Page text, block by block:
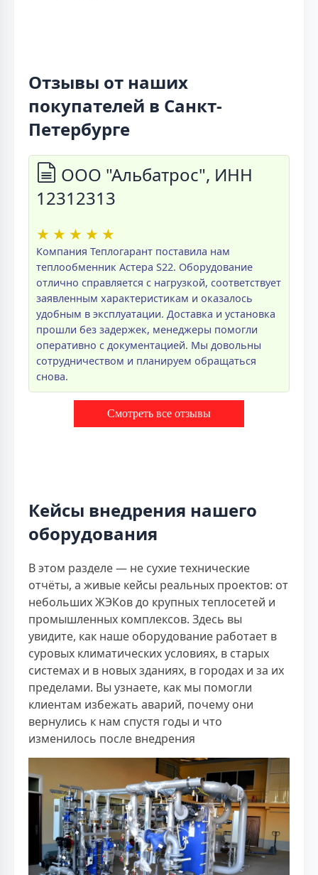
Отзывы от наших
покупателей в Санкт-
Петербурге
ООО "Альбатрос", ИНН
12312313
★ ★ ★ ★ ★
Компания Теплогарант поставила нам
теплообменник Астера S22. Оборудование
отлично справляется с нагрузкой, соответствует
заявленным характеристикам и оказалось
удобным в эксплуатации. Доставка и установка
прошли без задержек, менеджеры помогли
оперативно с документацией. Мы довольны
сотрудничеством и планируем обращаться
снова.
Смотреть все отзывы
Кейсы внедрения нашего
оборудования
В этом разделе — не сухие технические
отчёты, а живые кейсы реальных проектов: от
небольших ЖЭКов до крупных теплосетей и
промышленных комплексов. Здесь вы
увидите, как наше оборудование работает в
суровых климатических условиях, в старых
системах и в новых зданиях, в городах и за их
пределами. Вы узнаете, как мы помогли
клиентам избежать аварий, почему они
вернулись к нам спустя годы и что
изменилось после внедрения